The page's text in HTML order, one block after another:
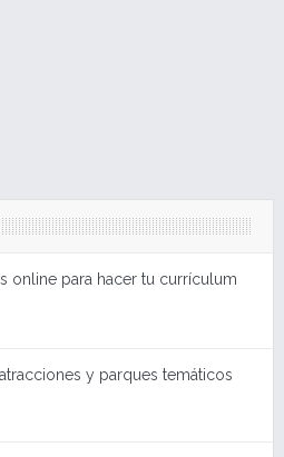
online para hacer tu currículum
y parques temáticos